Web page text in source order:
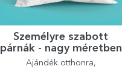
Személyre szabott
párnák - nagy méretben
Ajándék otthonra,